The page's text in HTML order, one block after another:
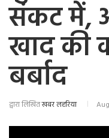
संकट में,
खाद की
बर्बाद
द्वारा लिखितखबर लहरिया